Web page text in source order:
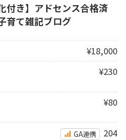
付き】アドセンス合格済
育て雑記ブログ
¥18,000
¥230
¥80
GA連携 204